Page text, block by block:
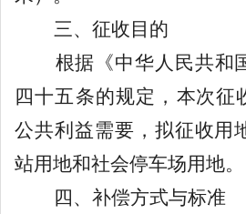
三、征收目的
根据《中华人民共和
四十五条的规定， 本次征
公共利益需要，拟征收用
站用地和社会停车场用地。
四、补偿方式与标准